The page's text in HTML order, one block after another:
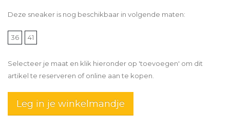
Deze sneaker is nog beschikbaar in volgende maten:
36 41
Selecteer je maat en klik hieronder op 'toevoegen' om dit
artikel te reserveren of online aan te kopen.
Leg in je winkelmandje